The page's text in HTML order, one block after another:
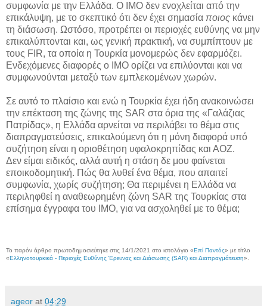
συμφωνία με την Ελλάδα. Ο IMO δεν ενοχλείται από την
επικάλυψη, με το σκεπτικό ότι δεν έχει σημασία ποιος κάνει
τη διάσωση. Ωστόσο, προτρέπει οι περιοχές ευθύνης να μην
επικαλύπτονται και, ως γενική πρακτική, να συμπίπτουν με
τους FIR, τα οποία η Τουρκία μονομερώς δεν εφαρμόζει.
Ενδεχόμενες διαφορές ο IMO ορίζει να επιλύονται και να
συμφωνούνται μεταξύ των εμπλεκομένων χωρών.
Σε αυτό το πλαίσιο και ενώ η Τουρκία έχει ήδη ανακοινώσει
την επέκταση της ζώνης της SAR στα όρια της «Γαλάζιας
Πατρίδας», η Ελλάδα αρνείται να περιλάβει το θέμα στις
διαπραγματεύσεις, επικαλούμενη ότι η μόνη διαφορά υπό
συζήτηση είναι η οριοθέτηση υφαλοκρηπίδας και ΑΟΖ.
Δεν είμαι ειδικός, αλλά αυτή η στάση δε μου φαίνεται
εποικοδομητική. Πώς θα λυθεί ένα θέμα, που απαιτεί
συμφωνία, χωρίς συζήτηση; Θα περιμένει η Ελλάδα να
περιληφθεί η αναθεωρημένη ζώνη SAR της Τουρκίας στα
επίσημα έγγραφα του IMO, για να ασχοληθεί με το θέμα;
Το παρόν άρθρο πρωτοδημοσιεύτηκε στις 14/1/2021 στο ιστολόγιο «Επί Παντός» με τίτλο
«Ελληνοτουρκικά - Περιοχές Ευθύνης Έρευνας και Διάσωσης (SAR) και Διαπραγμάτευση».
ageor at 04:29